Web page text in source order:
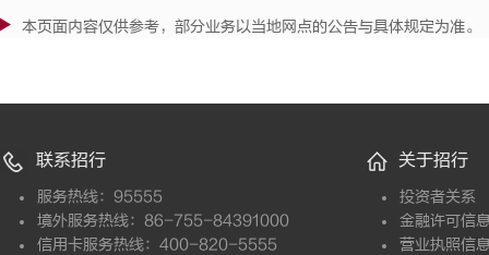
本页面内容仅供参考，部分业务以当地网点的公告与具体规定为准。
联系招行
服务热线：95555
境外服务热线：86-755-84391000
信用卡服务热线：400-820-5555
关于招行
投资者关系
金融许可信
营业执照信